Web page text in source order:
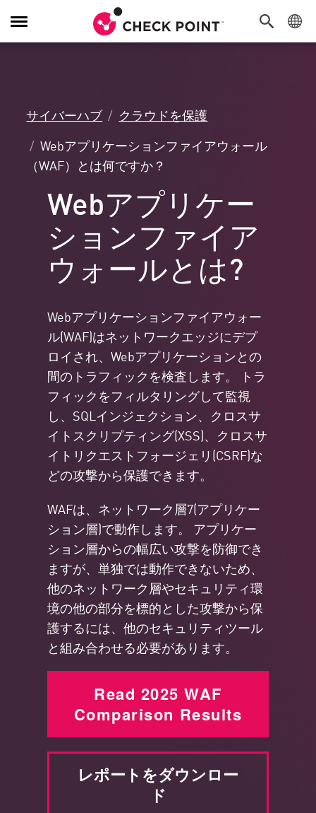
Toggle
Navigation
サイバーハブ
クラウドを保護
Webアプリケーションファイアウォール
（WAF）とは何ですか？
Webアプリケー
ションファイア
ウォールとは?
Webアプリケーションファイアウォー
ル(WAF)はネットワークエッジにデプ
ロイされ、Webアプリケーションとの
間のトラフィックを検査します。 トラ
フィックをフィルタリングして監視
し、SQLインジェクション、クロスサ
イトスクリプティング(XSS)、クロスサ
イトリクエストフォージェリ(CSRF)な
どの攻撃から保護できます。
WAFは、ネットワーク層7(アプリケー
ション層)で動作します。 アプリケー
ション層からの幅広い攻撃を防御でき
ますが、単独では動作できないため、
他のネットワーク層やセキュリティ環
境の他の部分を標的とした攻撃から保
護するには、他のセキュリティツール
と組み合わせる必要があります。
Read 2025 WAF
Comparison Results
レポートをダウンロー
ド